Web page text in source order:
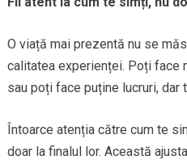
O viață mai prezentă nu se
calitatea experienței. Poți face
sau poți face puține lucruri, dar
Întoarce atenția către cum te
doar la finalul lor. Această